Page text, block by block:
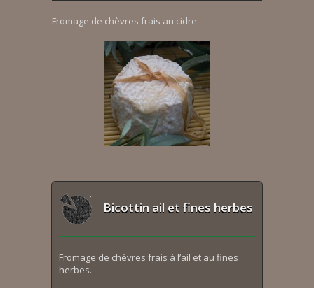
Fromage de chèvres frais au cidre.
Bicottin ail et fines herbes
Fromage de chèvres frais à l’ail et au fines
herbes.